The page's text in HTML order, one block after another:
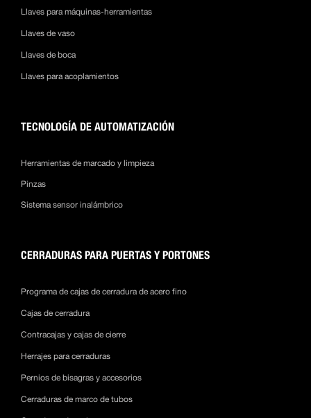
Llaves para máquinas-herramientas
Llaves de vaso
Llaves de boca
Llaves para acoplamientos
TECNOLOGÍA DE AUTOMATIZACIÓN
Herramientas de marcado y limpieza
Pinzas
Sistema sensor inalámbrico
CERRADURAS PARA PUERTAS Y PORTONES
Programa de cajas de cerradura de acero fino
Cajas de cerradura
Contracajas y cajas de cierre
Herrajes para cerraduras
Pernios de bisagras y accesorios
Cerraduras de marco de tubos